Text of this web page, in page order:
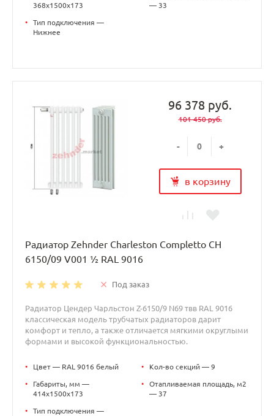
368x1500x173
•
Тип подключения —
Нижнее
— 33
96 378 руб.
101 450 руб.
- +
в корзину
Радиатор Zehnder Charleston Completto CH
6150/09 V001 ½ RAL 9016
Под заказ
Радиатор Цендер Чарльстон Z-6150/9 N69 твв RAL 9016
классическая модель трубчатых радиаторов дарит
комфорт и тепло, а также отличается мягкими округлыми
формами и высокой функциональностью.
• Цвет — RAL 9016 белый
•
Габариты, мм —
414x1500x173
•
Тип подключения —
• Кол-во секций — 9
•
Отапливаемая площадь, м2
— 37